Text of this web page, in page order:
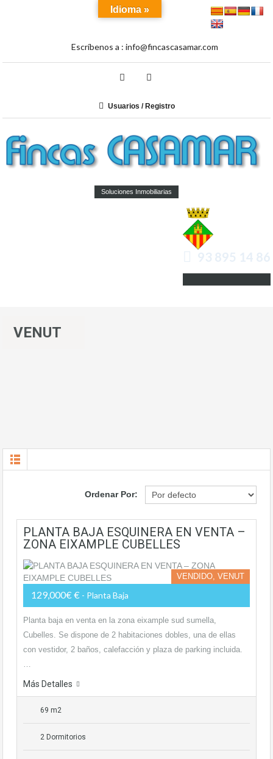
Escríbenos a : info@fincascasamar.com
Usuarios / Registro
Soluciones Inmobiliarias
93 895 14 86
VENUT
Ordenar Por:
PLANTA BAJA ESQUINERA EN VENTA –
ZONA EIXAMPLE CUBELLES
VENDIDO, VENUT
129,000€ € - Planta Baja
Planta baja en venta en la zona eixample sud sumella,
Cubelles. Se dispone de 2 habitaciones dobles, una de ellas
con vestidor, 2 baños, calefacción y plaza de parking incluida.
…
Más Detalles
69 m2
2 Dormitorios
Idioma »